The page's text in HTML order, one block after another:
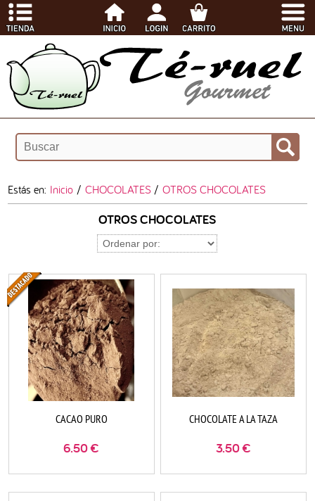
Estás en: Inicio /CHOCOLATES /OTROS CHOCOLATES
OTROS CHOCOLATES
CACAO PURO
6.50€
CHOCOLATE A LA TAZA
3.50€